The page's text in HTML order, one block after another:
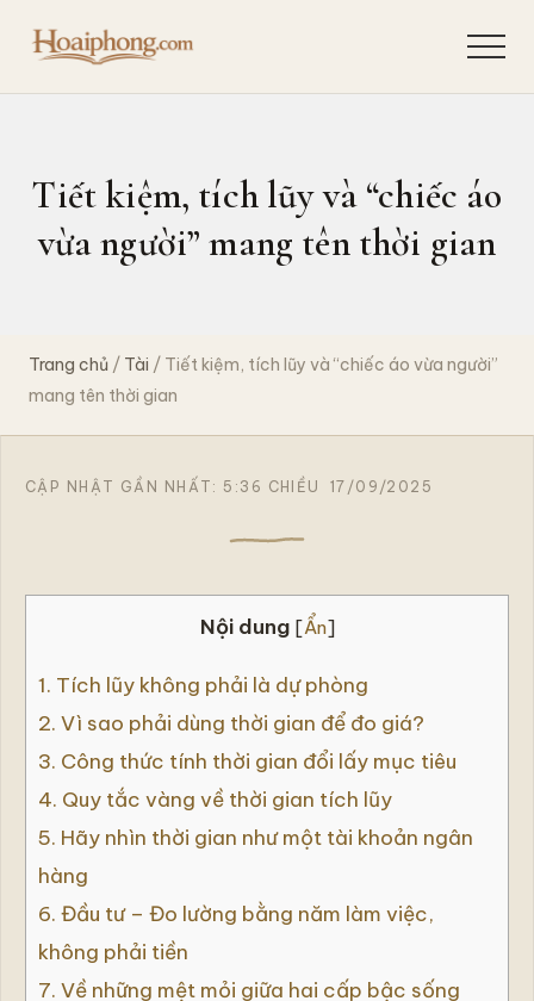
main
qua
primary
suy
ngẫm
chất,
để
chia
hành
khai
Hoài
Menu
Tiết kiệm, tích lũy và “chiếc áo
vừa người” mang tên thời gian
Trang chủ / Tài / Tiết kiệm, tích lũy và “chiếc áo vừa người”
mang tên thời gian
CẬP NHẬT GẦN NHẤT: 5:36 CHIỀU 17/09/2025
Nội dung [Ẩn]
1. Tích lũy không phải là dự phòng
2. Vì sao phải dùng thời gian để đo giá?
3. Công thức tính thời gian đổi lấy mục tiêu
4. Quy tắc vàng về thời gian tích lũy
5. Hãy nhìn thời gian như một tài khoản ngân
hàng
6. Đầu tư – Đo lường bằng năm làm việc,
không phải tiền
7. Về những mệt mỏi giữa hai cấp bậc sống